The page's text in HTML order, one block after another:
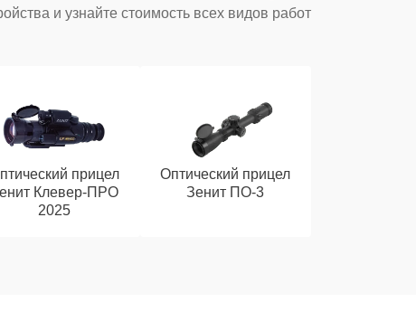
и узнайте стоимость всех видов работ
прицел
Клевер-ПРО
2025
Оптический прицел
Зенит ПО-3